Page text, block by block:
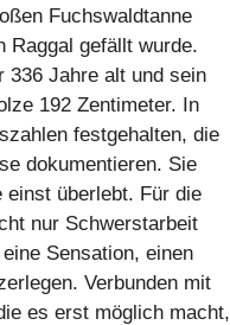
Fuchswaldtanne
Raggal gefällt wurde.
336 Jahre alt und sein
192 Zentimeter. In
festgehalten, die
dokumentieren. Sie
einst überlebt. Für die
nur Schwerstarbeit
Sensation, einen
Verbunden mit
es erst möglich macht,